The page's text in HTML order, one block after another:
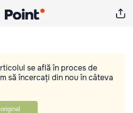
se află în proces de
să încercați din nou în câteva